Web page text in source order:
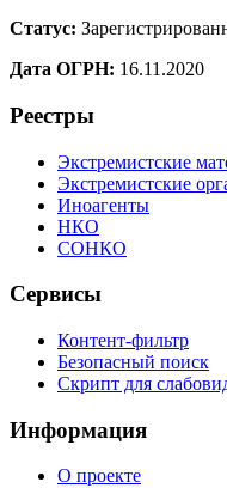
Статус:
Дата ОГРН: 16.11.2020
Реестры
Экстремистские
Экстремистские
Иноагенты
НКО
СОНКО
Сервисы
Контент-фильтр
Безопасный поиск
Скрипт для
Информация
О проекте